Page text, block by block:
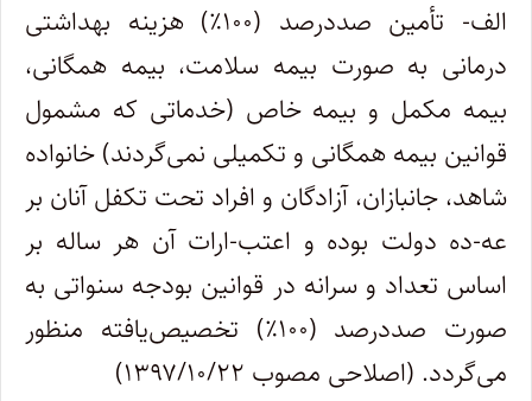
الف- تأمین صددرصد (۱۰۰٪) هزینه بهداشتی
درمانی به صورت بیمه سلامت، بیمه همگانی،
بیمه مکمل و بیمه خاص (خدماتی که مشمول
قوانین بیمه همگانی و تکمیلی نمی‌گردند) خانواده
شاهد، جانبازان، آزادگان و افراد تحت تکفل آنان بر
عه-ده دولت بوده و اعتب-ارات آن هر ساله بر
اساس تعداد و سرانه در قوانین بودجه سنواتی به
صورت صددرصد (۱۰۰٪) تخصیص‌یافته منظور
می‌گردد. (اصلاحی مصوب ۱۳۹۷/۱۰/۲۲)